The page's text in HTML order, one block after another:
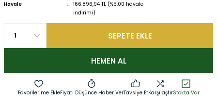
Havale
166.896,94 TL (%5,00 havale
indirimi)
SEPETE EKLE
HEMEN AL
Fiyatı Düşünce Haber VerTavsiye EtKarşılaştırStokta Var